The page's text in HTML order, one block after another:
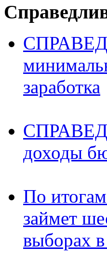
заработка
доходы
По
займет
выборах